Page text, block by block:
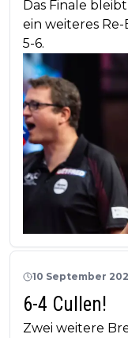
Das Finale
ein weiteres
5-6.
10 September
6-4 Cullen!
Zwei weitere